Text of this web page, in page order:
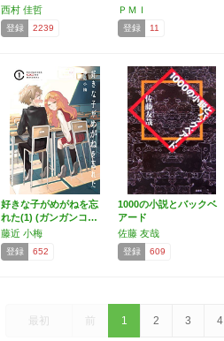
西村 佳哲
登録 2239
（PM…
ＰＭＩ
登録 11
好きな子がめがねを忘
れた(1) (ガンガンコ…
藤近 小梅
登録 652
1000の小説とバックベ
アード
佐藤 友哉
登録 609
最初 前 1 2 3 4